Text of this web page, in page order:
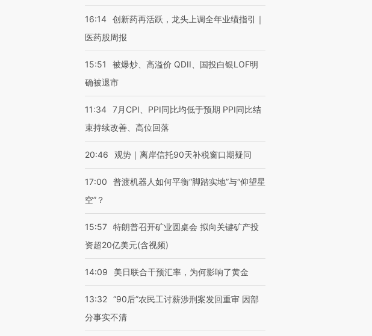
16:14 创新药再活跃，龙头上调全年业绩指引｜
医药股周报
15:51
被爆炒、高溢价 QDII、国投白银LOF明
确被退市
11:34 7月CPI、PPI同比均低于预期 PPI同比结
束持续改善、高位回落
20:46 观势｜离岸信托90天补税窗口期疑问
17:00
普渡机器人如何平衡“脚踏实地”与“仰望星
空”？
15:57 特朗普召开矿业圆桌会 拟向关键矿产投
资超20亿美元(含视频)
14:09 美日联合干预汇率，为何影响了黄金
13:32 “90后”农民工讨薪涉刑案发回重审 因部
分事实不清